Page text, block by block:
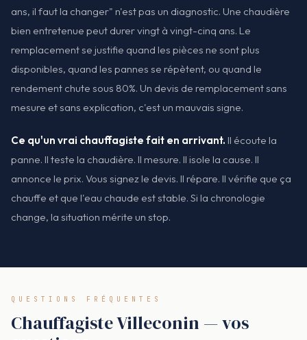
ans, il faut la changer" n'est pas un diagnostic. Une chaudière
bien entretenue peut durer vingt à vingt-cinq ans. Le
remplacement se justifie quand les pièces ne sont plus
disponibles, quand les pannes se répètent, ou quand le
rendement chute sous 80%. Un devis de remplacement sans
mesure et sans explication, c'est un mauvais signe.
Ce qu'un vrai chauffagiste fait en arrivant. Il écoute la
panne. Il teste la chaudière. Il mesure. Il isole la cause. Il
annonce le prix. Vous signez le devis. Il répare. Il vérifie que ça
chauffe et que l'eau chaude est stable. Si la chronologie
change, la situation mérite un stop.
QUESTIONS FRÉQUENTES
Chauffagiste Villeconin — vos